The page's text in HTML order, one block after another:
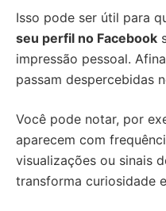
Isso pode ser útil para
seu perfil no Facebook
impressão pessoal.
passam despercebidas
Você pode notar, por
aparecem com
visualizações ou sinais
transforma curiosidade